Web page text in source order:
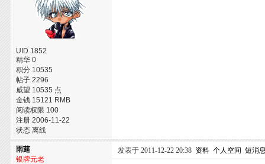
UID 1852
精华 0
积分 10535
帖子 2296
威望 10535 点
金钱 15121 RMB
阅读权限 100
注册 2006-11-22
状态 离线
雨莛
银牌元老
发表于 2011-12-22 20:38 资料 个人空间 短消